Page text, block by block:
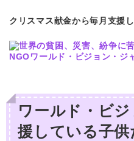
クリスマス献金から毎月支援し
ワールド・ビ
援している子供